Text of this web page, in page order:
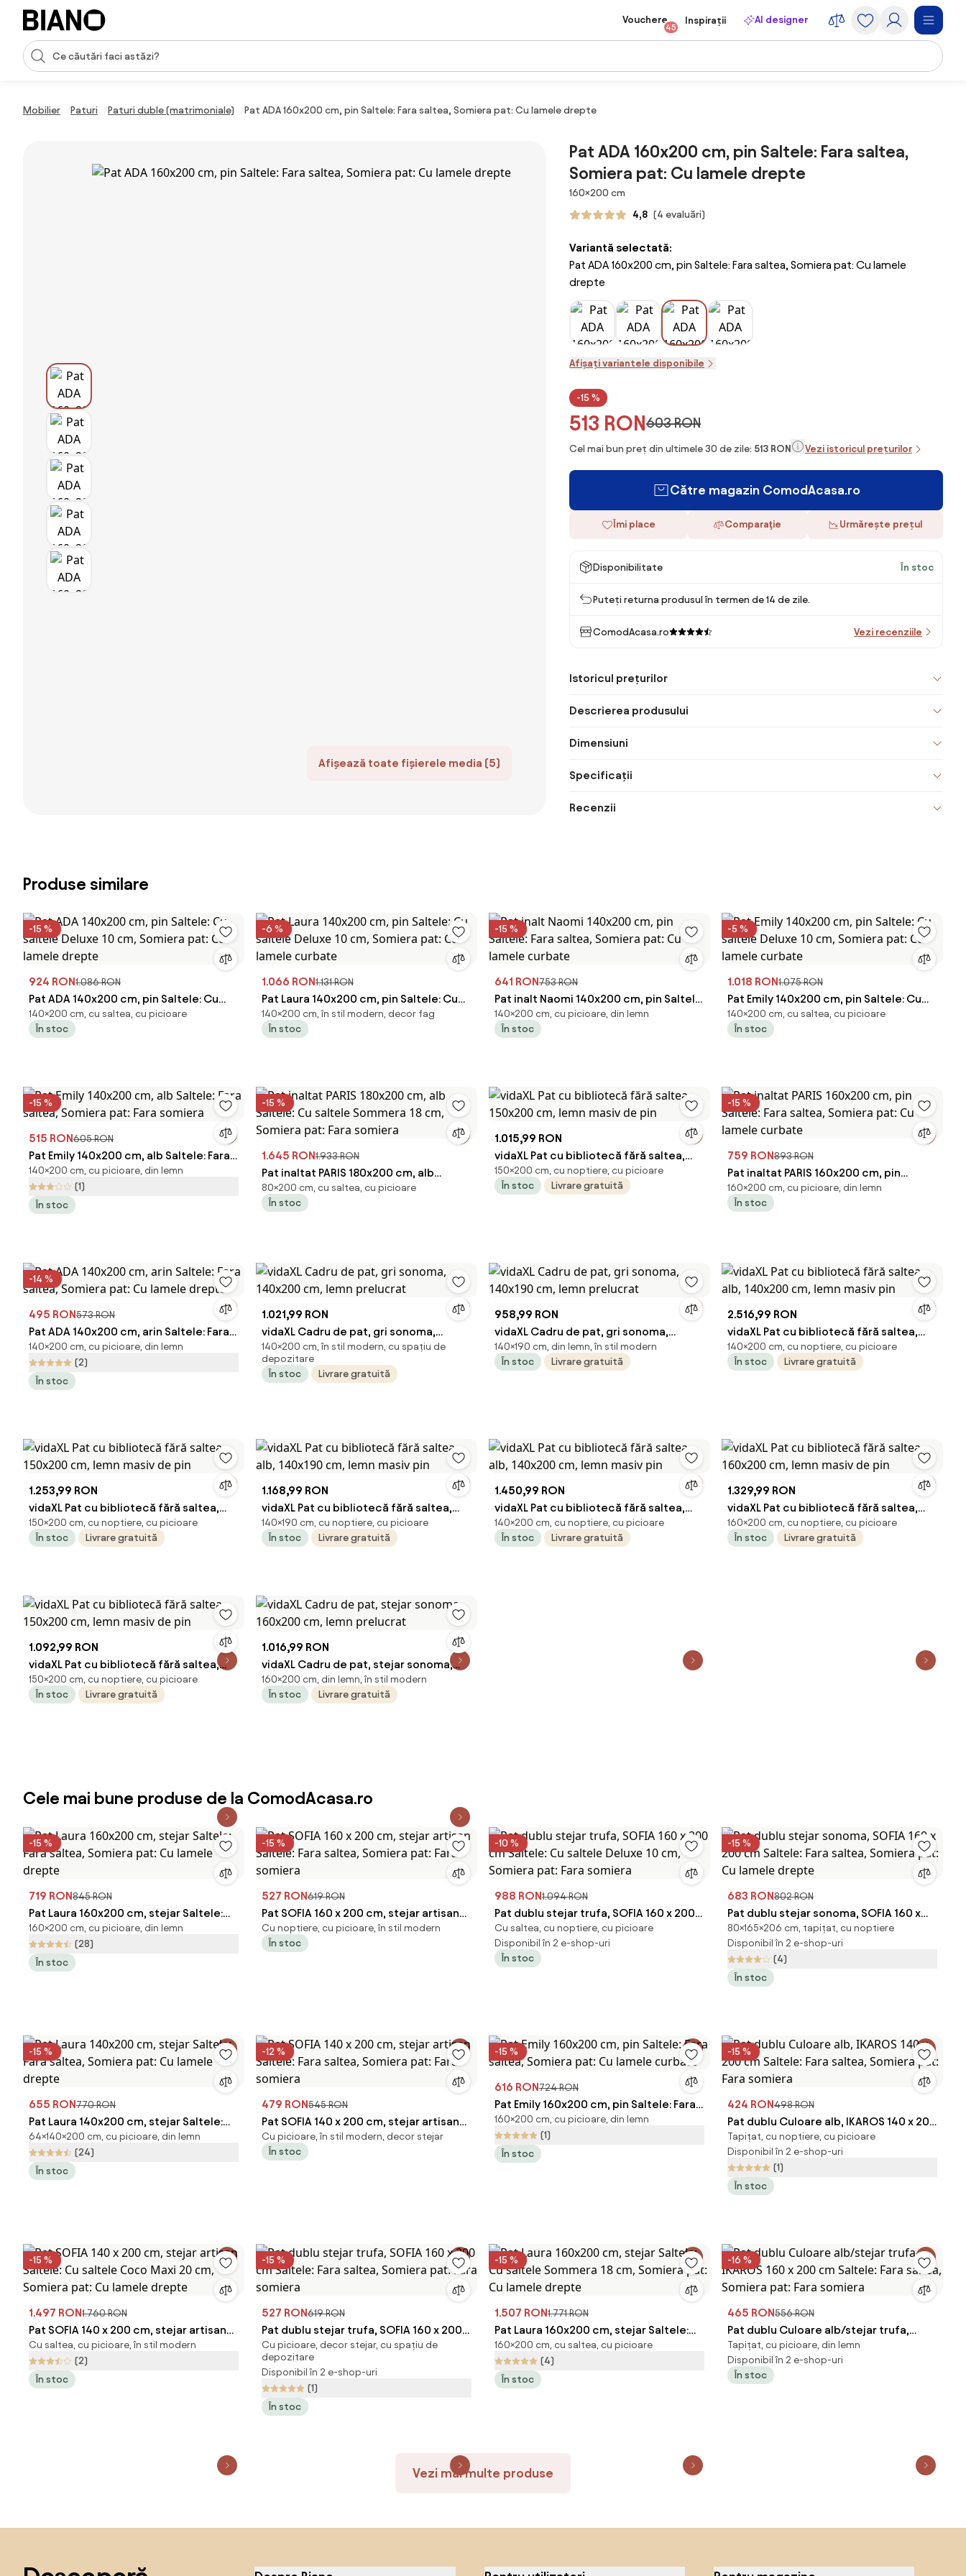
Sari peste navigare, accesează conținutul
Introducerea căutării
Vouchere
45
Inspirații AI designer
Mobilier Paturi Paturi duble (matrimoniale) Pat ADA 160x200 cm, pin Saltele: Fara saltea, Somiera pat: Cu lamele drepte
Afișează toate fișierele media (5)
Pat ADA 160x200 cm, pin Saltele: Fara saltea,
Somiera pat: Cu lamele drepte
Dimensiuni
160×200 cm
4,8 (4 evaluări)
Variantă selectată:
Pat ADA 160x200 cm, pin Saltele: Fara saltea, Somiera pat: Cu lamele
drepte
Afișați variantele disponibile
-15 %
513 RON603 RON
Cel mai bun preț din ultimele 30 de zile: 513 RON Vezi istoricul prețurilor
Către magazin ComodAcasa.ro
Îmi place Comparaţie Urmărește prețul
Disponibilitate În stoc
Puteți returna produsul în termen de 14 de zile.
ComodAcasa.ro Vezi recenziile
Istoricul prețurilor
Descrierea produsului
Dimensiuni
Specificații
Recenzii
Produse similare
-15 %
924 RON1.086 RON
Pat ADA 140x200 cm, pin Saltele: Cu
saltele Deluxe 10 cm, Somiera pat: Cu
lamele drepte
140×200 cm, cu saltea, cu picioare
În stoc
-6 %
1.066 RON1.131 RON
Pat Laura 140x200 cm, pin Saltele: Cu
saltele Deluxe 10 cm, Somiera pat: Cu
lamele curbate
140×200 cm, în stil modern, decor fag
În stoc
-15 %
641 RON753 RON
Pat inalt Naomi 140x200 cm, pin Saltele:
Fara saltea, Somiera pat: Cu lamele
curbate
140×200 cm, cu picioare, din lemn
În stoc
-5 %
1.018 RON1.075 RON
Pat Emily 140x200 cm, pin Saltele: Cu
saltele Deluxe 10 cm, Somiera pat: Cu
lamele curbate
140×200 cm, cu saltea, cu picioare
În stoc
-15 %
515 RON605 RON
Pat Emily 140x200 cm, alb Saltele: Fara
saltea, Somiera pat: Fara somiera
140×200 cm, cu picioare, din lemn
(1)
În stoc
-15 %
1.645 RON1.933 RON
Pat inaltat PARIS 180x200 cm, alb
Saltele: Cu saltele Sommera 18 cm,
Somiera pat: Fara somiera
80×200 cm, cu saltea, cu picioare
În stoc
1.015,99 RON
vidaXL Pat cu bibliotecă fără saltea,
150x200 cm, lemn masiv de pin
150×200 cm, cu noptiere, cu picioare
În stoc
Livrare gratuită
-15 %
759 RON893 RON
Pat inaltat PARIS 160x200 cm, pin
Saltele: Fara saltea, Somiera pat: Cu
lamele curbate
160×200 cm, cu picioare, din lemn
În stoc
-14 %
495 RON573 RON
Pat ADA 140x200 cm, arin Saltele: Fara
saltea, Somiera pat: Cu lamele drepte
140×200 cm, cu picioare, din lemn
(2)
În stoc
1.021,99 RON
vidaXL Cadru de pat, gri sonoma,
140x200 cm, lemn prelucrat
140×200 cm, în stil modern, cu spațiu de
depozitare
În stoc
Livrare gratuită
958,99 RON
vidaXL Cadru de pat, gri sonoma,
140x190 cm, lemn prelucrat
140×190 cm, din lemn, în stil modern
În stoc
Livrare gratuită
2.516,99 RON
vidaXL Pat cu bibliotecă fără saltea,
alb, 140x200 cm, lemn masiv pin
140×200 cm, cu noptiere, cu picioare
În stoc
Livrare gratuită
1.253,99 RON
vidaXL Pat cu bibliotecă fără saltea,
150x200 cm, lemn masiv de pin
150×200 cm, cu noptiere, cu picioare
În stoc
Livrare gratuită
1.168,99 RON
vidaXL Pat cu bibliotecă fără saltea,
alb, 140x190 cm, lemn masiv pin
140×190 cm, cu noptiere, cu picioare
În stoc
Livrare gratuită
1.450,99 RON
vidaXL Pat cu bibliotecă fără saltea,
alb, 140x200 cm, lemn masiv pin
140×200 cm, cu noptiere, cu picioare
În stoc
Livrare gratuită
1.329,99 RON
vidaXL Pat cu bibliotecă fără saltea,
160x200 cm, lemn masiv de pin
160×200 cm, cu noptiere, cu picioare
În stoc
Livrare gratuită
1.092,99 RON
vidaXL Pat cu bibliotecă fără saltea,
150x200 cm, lemn masiv de pin
150×200 cm, cu noptiere, cu picioare
În stoc
Livrare gratuită
1.016,99 RON
vidaXL Cadru de pat, stejar sonoma,
160x200 cm, lemn prelucrat
160×200 cm, din lemn, în stil modern
În stoc
Livrare gratuită
Cele mai bune produse de la ComodAcasa.ro
-15 %
719 RON845 RON
Pat Laura 160x200 cm, stejar Saltele:
Fara saltea, Somiera pat: Cu lamele
drepte
160×200 cm, cu picioare, din lemn
(28)
În stoc
-15 %
527 RON619 RON
Pat SOFIA 160 x 200 cm, stejar artisan
Saltele: Fara saltea, Somiera pat: Fara
somiera
Cu noptiere, cu picioare, în stil modern
În stoc
-10 %
988 RON1.094 RON
Pat dublu stejar trufa, SOFIA 160 x 200
cm Saltele: Cu saltele Deluxe 10 cm,
Somiera pat: Fara somiera
Cu saltea, cu noptiere, cu picioare
Disponibil în 2 e-shop-uri
În stoc
-15 %
683 RON802 RON
Pat dublu stejar sonoma, SOFIA 160 x
200 cm Saltele: Fara saltea, Somiera
pat: Cu lamele drepte
80×165×206 cm, tapițat, cu noptiere
Disponibil în 2 e-shop-uri
(4)
În stoc
-15 %
655 RON770 RON
Pat Laura 140x200 cm, stejar Saltele:
Fara saltea, Somiera pat: Cu lamele
drepte
64×140×200 cm, cu picioare, din lemn
(24)
În stoc
-12 %
479 RON545 RON
Pat SOFIA 140 x 200 cm, stejar artisan
Saltele: Fara saltea, Somiera pat: Fara
somiera
Cu picioare, în stil modern, decor stejar
În stoc
-15 %
616 RON724 RON
Pat Emily 160x200 cm, pin Saltele: Fara
saltea, Somiera pat: Cu lamele curbate
160×200 cm, cu picioare, din lemn
(1)
În stoc
-15 %
424 RON498 RON
Pat dublu Culoare alb, IKAROS 140 x 200
cm Saltele: Fara saltea, Somiera pat:
Fara somiera
Tapițat, cu noptiere, cu picioare
Disponibil în 2 e-shop-uri
(1)
În stoc
-15 %
1.497 RON1.760 RON
Pat SOFIA 140 x 200 cm, stejar artisan
Saltele: Cu saltele Coco Maxi 20 cm,
Somiera pat: Cu lamele drepte
Cu saltea, cu picioare, în stil modern
(2)
În stoc
-15 %
527 RON619 RON
Pat dublu stejar trufa, SOFIA 160 x 200
cm Saltele: Fara saltea, Somiera pat:
Fara somiera
Cu picioare, decor stejar, cu spațiu de
depozitare
Disponibil în 2 e-shop-uri
(1)
În stoc
-15 %
1.507 RON1.771 RON
Pat Laura 160x200 cm, stejar Saltele:
Cu saltele Sommera 18 cm, Somiera
pat: Cu lamele drepte
160×200 cm, cu saltea, cu picioare
(4)
În stoc
-16 %
465 RON556 RON
Pat dublu Culoare alb/stejar trufa,
IKAROS 160 x 200 cm Saltele: Fara
saltea, Somiera pat: Fara somiera
Tapițat, cu picioare, din lemn
Disponibil în 2 e-shop-uri
În stoc
Vezi mai multe produse